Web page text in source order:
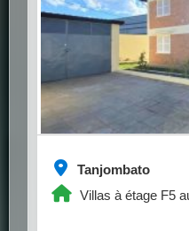
Tanjombato
Villas à étage F5